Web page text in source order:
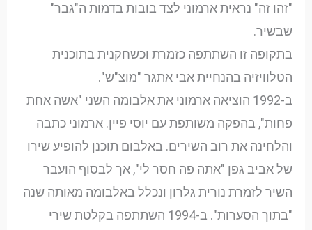
"זהו זה" נראית ארמוני לצד בובות בדמות ה"גבר"
שבשיר.
בתקופה זו השתתפה כזמרת וכשחקנית בתוכנית
הטלוויזיה בהנחיית אבי אתגר "מוצ"ש".
ב-1992 הוציאה ארמוני את אלבומה השני "אשה אחת
פחות", בהפקה משותפת עם יוסי פיין. ארמוני כתבה
והלחינה את רוב השירים. באלבום תוכנן להופיע שירו
של אביב גפן "אתה פה חסר לי", אך לבסוף הועבר
השיר לזמרת נורית גלרון ונכלל באלבומה מאותה שנה
"בתוך הסערות". ב-1994 השתתפה בקלטת שירי